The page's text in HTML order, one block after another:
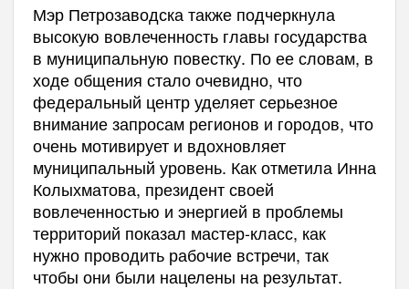
Мэр Петрозаводска также подчеркнула
высокую вовлеченность главы государства
в муниципальную повестку. По ее словам, в
ходе общения стало очевидно, что
федеральный центр уделяет серьезное
внимание запросам регионов и городов, что
очень мотивирует и вдохновляет
муниципальный уровень. Как отметила Инна
Колыхматова, президент своей
вовлеченностью и энергией в проблемы
территорий показал мастер-класс, как
нужно проводить рабочие встречи, так
чтобы они были нацелены на результат.